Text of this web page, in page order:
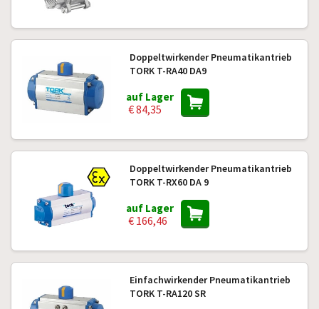
Doppeltwirkender Pneumatikantrieb
TORK T-RA40 DA9
auf Lager
€ 84,35
Doppeltwirkender Pneumatikantrieb
TORK T-RX60 DA 9
auf Lager
€ 166,46
Einfachwirkender Pneumatikantrieb
TORK T-RA120 SR